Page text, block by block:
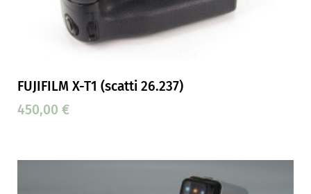
FUJIFILM X-T1 (scatti 26.237)
450,00 €